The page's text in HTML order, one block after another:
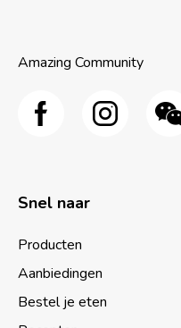
Amazing Community
Snel naar
Producten
Aanbiedingen
Bestel je eten